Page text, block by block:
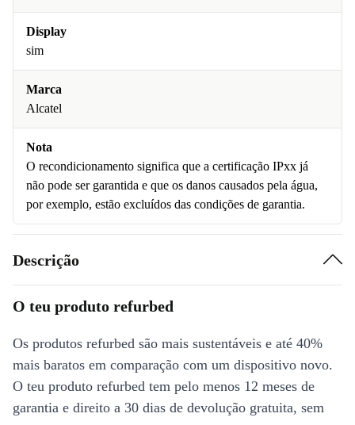
Display
sim
Marca
Alcatel
Nota
O recondicionamento significa que a certificação IPxx já
não pode ser garantida e que os danos causados pela água,
por exemplo, estão excluídos das condições de garantia.
Descrição
O teu produto refurbed
Os produtos refurbed são mais sustentáveis e até 40%
mais baratos em comparação com um dispositivo novo.
O teu produto refurbed tem pelo menos 12 meses de
garantia e direito a 30 dias de devolução gratuita, sem